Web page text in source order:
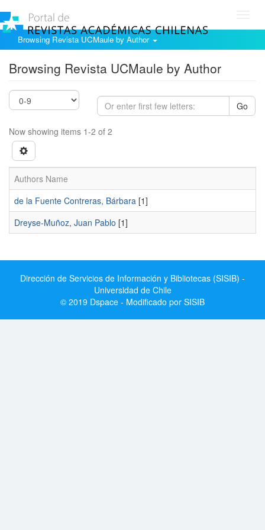
Browsing Revista UCMaule by Author
Browsing Revista UCMaule by Author
Go
Now showing items 1-2 of 2
Authors Name
de la Fuente Contreras, Bárbara [1]
Dreyse-Muñoz, Juan Pablo [1]
Dirección de Servicios de Información y Bibliotecas (SISIB) -
Universidad de Chile
© 2019 Dspace - Modificado por SISIB